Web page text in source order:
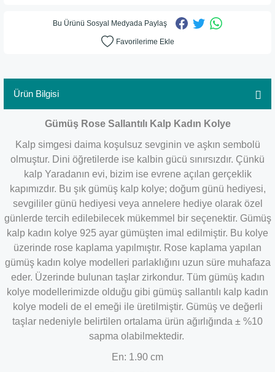
Bu Ürünü Sosyal Medyada Paylaş
Ürün Bilgisi
Gümüş Rose Sallantılı Kalp Kadın Kolye
Kalp simgesi daima koşulsuz sevginin ve aşkın sembolü
olmuştur. Dini öğretilerde ise kalbin gücü sınırsızdır. Çünkü
kalp Yaradanın evi, bizim ise evrene açılan gerçeklik
kapımızdır. Bu şık gümüş kalp kolye; doğum günü hediyesi,
sevgililer günü hediyesi veya annelere hediye olarak özel
günlerde tercih edilebilecek mükemmel bir seçenektir. Gümüş
kalp kadın kolye 925 ayar gümüşten imal edilmiştir. Bu kolye
üzerinde rose kaplama yapılmıştır. Rose kaplama yapılan
gümüş kadın kolye modelleri parlaklığını uzun süre muhafaza
eder. Üzerinde bulunan taşlar zirkondur. Tüm gümüş kadın
kolye modellerimizde olduğu gibi gümüş sallantılı kalp kadın
kolye modeli de el emeği ile üretilmiştir. Gümüş ve değerli
taşlar nedeniyle belirtilen ortalama ürün ağırlığında ± %10
sapma olabilmektedir.
En: 1.90 cm